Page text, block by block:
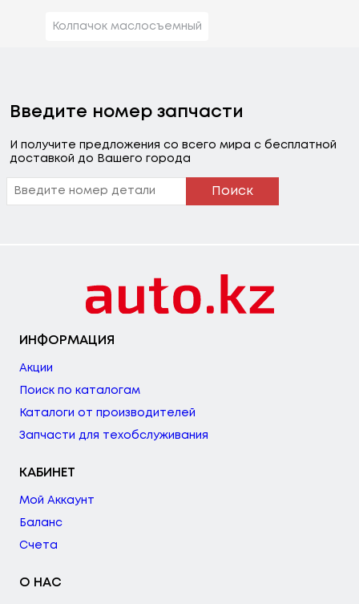
Колпачок маслосъемный
Введите номер запчасти
И получите предложения со всего мира с бесплатной
доставкой до Вашего города
Поиск
ИНФОРМАЦИЯ
Акции
Поиск по каталогам
Каталоги от производителей
Запчасти для техобслуживания
КАБИНЕТ
Мой Аккаунт
Баланс
Счета
О НАС